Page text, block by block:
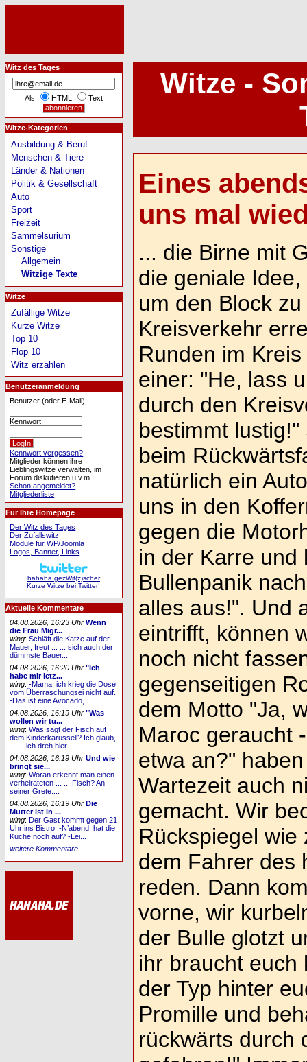
Witze -
Eines
uns mal
... die Birne mit
die geniale
um den Block
Kreisverkehr
Runden im
einer: "He, lass
durch den
bestimmt
beim
natürlich ein
uns in den
gegen die
in der Karre und
Bullenpanik
alles aus!". Und
eintrifft, können
noch nicht
gegenseitigen
dem Motto "Ja,
Maroc geraucht
etwa an?"
Wartezeit auch
gemacht. Wir
Rückspiegel wie
dem Fahrer des
reden. Dann
vorne, wir
der Bulle glotzt
ihr braucht euch
der Typ hinter
Promille und
rückwärts durch
Witz des Tages
Als HTML Text
Witze-Kategorien
Ausbildung & Beruf
Menschen & Tiere
Länder & Nationen
Politik & Gesellschaft
Auto
Sport
Freizeit
Sammelsurium
Sonstige
Allgemein
Witzige Texte
Witze
Zufällige Witze
Kurze Witze
Top 10
Flop 10
Witz erzählen
Benutzeranmeldung
Benutzer (oder E-Mail):
Kennwort:
Kennwort vergessen?
Mitglieder können ihre
Lieblingswitze verwalten, im
Forum diskutieren u.v.m. ...
Schon angemeldet?
Mitgliederliste
Für Ihre Homepage
Der Witz des Tages
Der Zufallswitz
Module für WP/Joomla
Logos, Banner, Links
hahaha gezWit(z)scher
Kurze Witze bei Twitter!
Aktuelle Kommentare
04.08.2026, 16:23 Uhr Wenn
die Frau Migr...
wing:Schläft die Katze auf der
Mauer, freut ... ... sich auch der
dümmste Bauer....
04.08.2026, 16:20 Uhr "Ich
habe mir letz...
wing:-Mama, ich krieg die Dose
vom Überraschungsei nicht auf.
-Das ist eine Avocado,...
04.08.2026, 16:19 Uhr "Was
wollen wir tu...
wing:Was sagt der Fisch auf
dem Kinderkarussell? Ich glaub,
... ... ich dreh hier ...
04.08.2026, 16:19 Uhr Und wie
bringt sie...
wing:Woran erkennt man einen
verheirateten ... ... Fisch? An
seiner Grete....
04.08.2026, 16:19 Uhr Die
Mutter ist in ...
wing:Der Gast kommt gegen 21
Uhr ins Bistro. -N’abend, hat die
Küche noch auf? -Lei...
weitere Kommentare ...